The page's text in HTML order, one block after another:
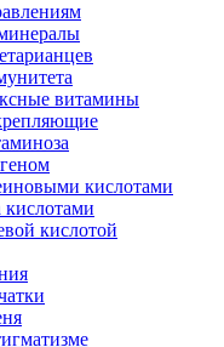
витамины
кислотами
кислотами
кислотой